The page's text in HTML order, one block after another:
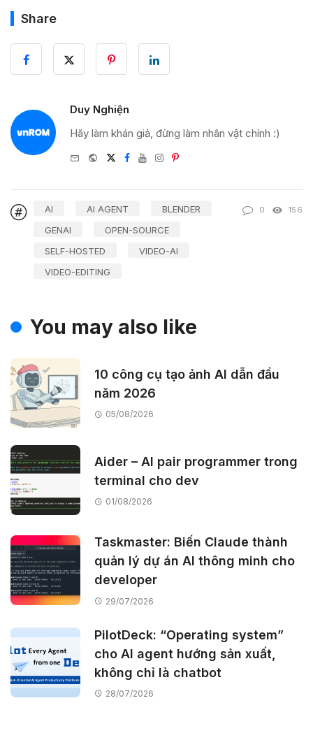
Share
Duy Nghiện
Hãy làm khán giả, đừng làm nhân vật chính :)
e-
WebsiteTwitter
Facebook
YoutubeInstagram
Pinterest
AI AI AGENT
BLENDER
GENAI
OPEN-SOURCE
SELF-HOSTED
VIDEO-AI
VIDEO-EDITING
0 156
You may also like
10 công cụ tạo ảnh AI dẫn đầu
năm 2026
05/08/2026
Aider – AI pair programmer trong
terminal cho dev
01/08/2026
Taskmaster: Biến Claude thành
quản lý dự án AI thông minh cho
developer
29/07/2026
PilotDeck: “Operating system”
cho AI agent hướng sản xuất,
không chỉ là chatbot
28/07/2026